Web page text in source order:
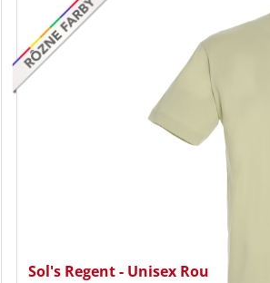
Sol's Regent - Unisex Rou